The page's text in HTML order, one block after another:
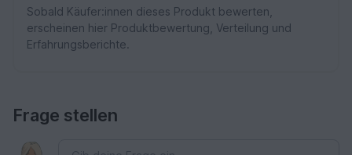
Sobald Käufer:innen dieses Produkt bewerten,
erscheinen hier Produktbewertung, Verteilung und
Erfahrungsberichte.
Frage stellen